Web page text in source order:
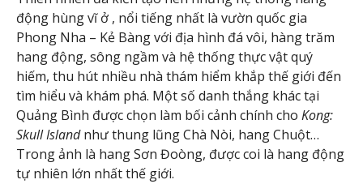
động hùng vĩ ở , nổi tiếng nhất là vườn quốc gia
Phong Nha – Kẻ Bàng với địa hình đá vôi, hàng trăm
hang động, sông ngầm và hệ thống thực vật quý
hiếm, thu hút nhiều nhà thám hiểm khắp thế giới đến
tìm hiểu và khám phá. Một số danh thắng khác tại
Quảng Bình được chọn làm bối cảnh chính cho Kong:
Skull Islandnhư thung lũng Chà Nòi, hang Chuột…
Trong ảnh là hang Sơn Đoòng, được coi là hang động
tự nhiên lớn nhất thế giới.